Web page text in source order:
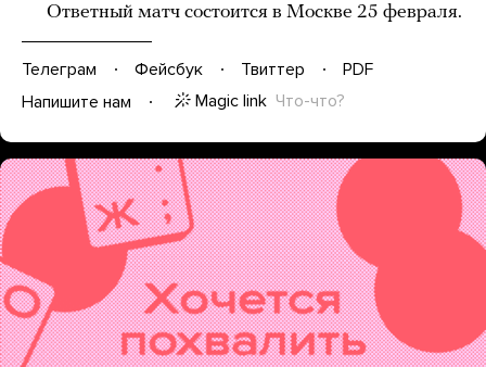
Ответный матч состоится в Москве 25 февраля.
Телеграм Фейсбук Твиттер
PDF
Напишите нам
Magic link Что-что?